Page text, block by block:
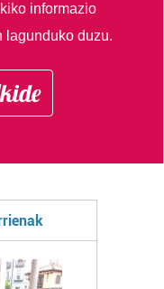
informazio
lagunduko duzu.